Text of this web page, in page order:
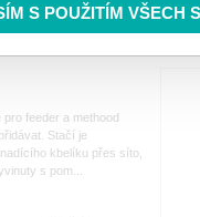
feeder a methood
Stačí je
kbelíku přes síto,
s pom...
S POUŽITÍM VŠECH